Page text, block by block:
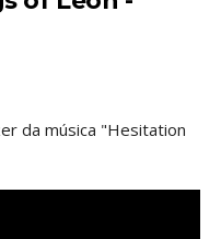
da música "Hesitation